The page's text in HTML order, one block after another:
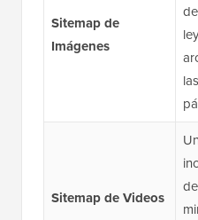
Sitemap de
Imágenes
Sitemap de Videos